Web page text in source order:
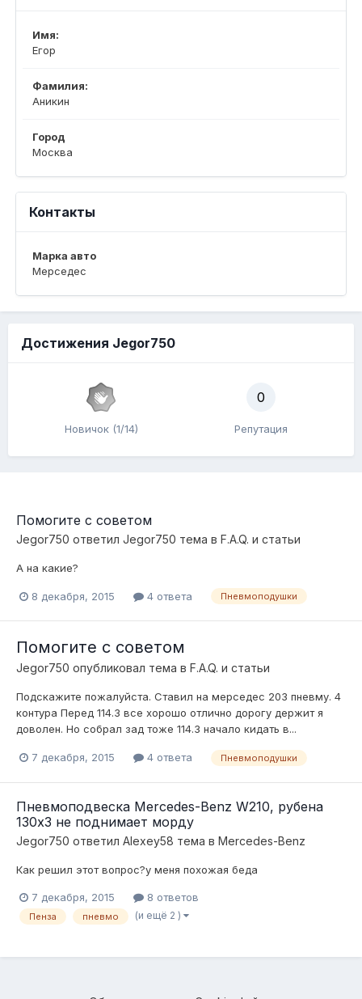
Имя:
Егор
Фамилия:
Аникин
Город
Москва
Контакты
Марка авто
Мерседес
Достижения Jegor750
Новичок (1/14)
0
Репутация
Помогите с советом
Jegor750 ответил Jegor750 тема в F.A.Q. и статьи
А на какие?
8 декабря, 2015 4 ответа Пневмоподушки
Помогите с советом
Jegor750 опубликовал тема в F.A.Q. и статьи
Подскажите пожалуйста. Ставил на мерседес 203 пневму. 4
контура Перед 114.3 все хорошо отлично дорогу держит я
доволен. Но собрал зад тоже 114.3 начало кидать в...
7 декабря, 2015 4 ответа Пневмоподушки
Пневмоподвеска Mercedes-Benz W210, рубена
130x3 не поднимает морду
Jegor750 ответил Alexey58 тема в Mercedes-Benz
Как решил этот вопрос?у меня похожая беда
7 декабря, 2015 8 ответов
Пенза пневмо (и ещё 2 )